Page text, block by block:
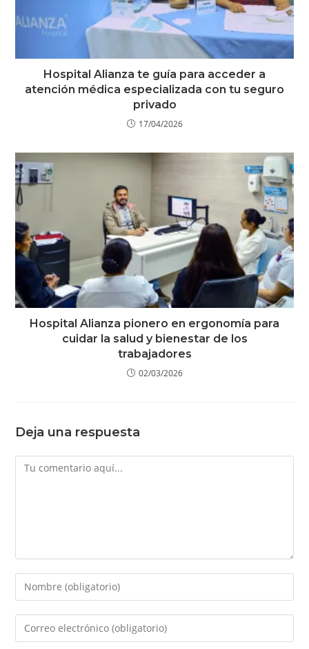
Hospital Alianza te guía para acceder a
atención médica especializada con tu seguro
privado
17/04/2026
Hospital Alianza pionero en ergonomía para
cuidar la salud y bienestar de los
trabajadores
02/03/2026
Deja una respuesta
Comentario
Introduce
tu
nombre
Introduce
tu